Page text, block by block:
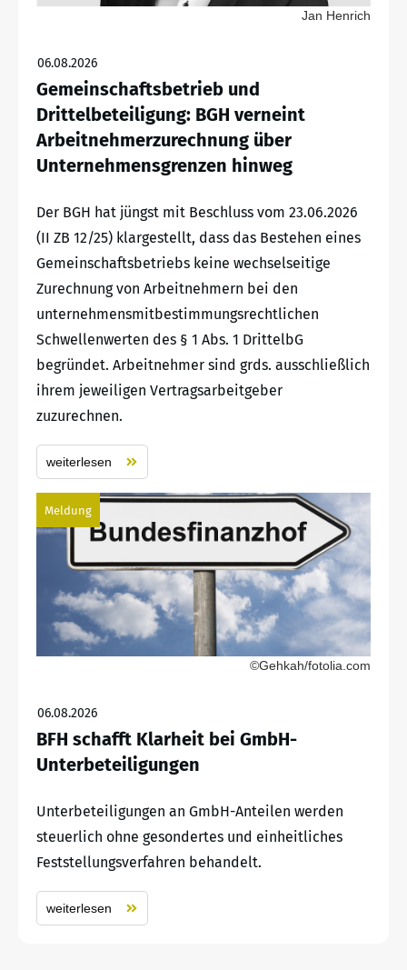
Jan Henrich
06.08.2026
Gemeinschaftsbetrieb und
Drittelbeteiligung: BGH verneint
Arbeitnehmerzurechnung über
Unternehmensgrenzen hinweg
Der BGH hat jüngst mit Beschluss vom 23.06.2026
(II ZB 12/25) klargestellt, dass das Bestehen eines
Gemeinschaftsbetriebs keine wechselseitige
Zurechnung von Arbeitnehmern bei den
unternehmensmitbestimmungsrechtlichen
Schwellenwerten des § 1 Abs. 1 DrittelbG
begründet. Arbeitnehmer sind grds. ausschließlich
ihrem jeweiligen Vertragsarbeitgeber
zuzurechnen.
weiterlesen
Meldung
©Gehkah/fotolia.com
06.08.2026
BFH schafft Klarheit bei GmbH-
Unterbeteiligungen
Unterbeteiligungen an GmbH-Anteilen werden
steuerlich ohne gesondertes und einheitliches
Feststellungsverfahren behandelt.
weiterlesen